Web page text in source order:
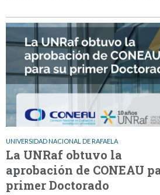
UNIVERSIDAD NACIONAL DE RAFAELA
La UNRaf obtuvo la
aprobación de CONEAU
primer Doctorado